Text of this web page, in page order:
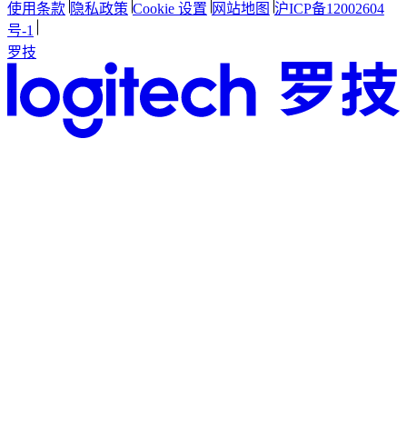
使用条款 隐私政策 Cookie 设置 网站地图 沪ICP备12002604
号-1
罗技